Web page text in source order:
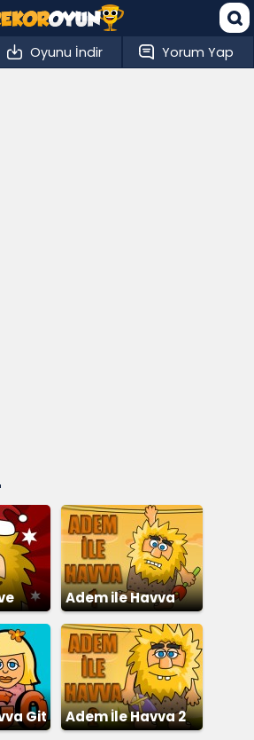
Oyunu İndir Yorum Yap
Adem ile Havva
Git Adem İle Havva 2